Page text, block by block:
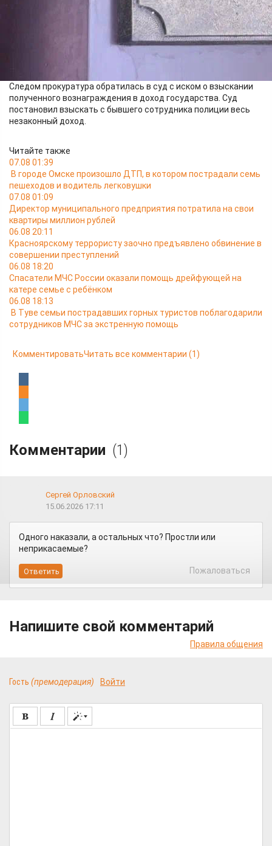
возбуждении уголовного дела.
Цена вопроса составила миллион рублей. Деньги
полицейский получил и потратил на личные нужды.
За эту предприимчивость он осуждён на 3 года лишения
свободы, лишился звания майора полиции и на 2 года
Следом прокуратура обратилась в суд с иском о взыскании
полученного вознаграждения в доход государства. Суд
постановил взыскать с бывшего сотрудника полиции весь
незаконный доход.
Читайте также
07.08 01:39
В городе Омске произошло ДТП, в котором пострадали семь
пешеходов и водитель легковушки
07.08 01:09
Директор муниципального предприятия потратила на свои
квартиры миллион рублей
06.08 20:11
Красноярскому террористу заочно предъявлено обвинение в
совершении преступлений
06.08 18:20
Спасатели МЧС России оказали помощь дрейфующей на
катере семье с ребёнком
06.08 18:13
В Туве семьи пострадавших горных туристов поблагодарили
сотрудников МЧС за экстренную помощь
КомментироватьЧитать все комментарии (1)
Комментарии (1)
Сергей Орловский
15.06.2026 17:11
Одного наказали, а остальных что? Простли или
неприкасаемые?
Пожаловаться
Напишите свой комментарий
Правила общения
Гость (премодерация) Войти